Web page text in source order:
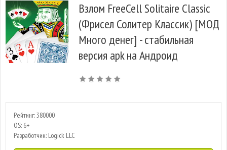
Взлом FreeCell Solitaire Classic
(Фрисел Солитер Классик) [МОД
Много денег] - стабильная
версия apk на Андроид
Рейтинг: 380000
OS: 6+
Разработчик: Logick LLC